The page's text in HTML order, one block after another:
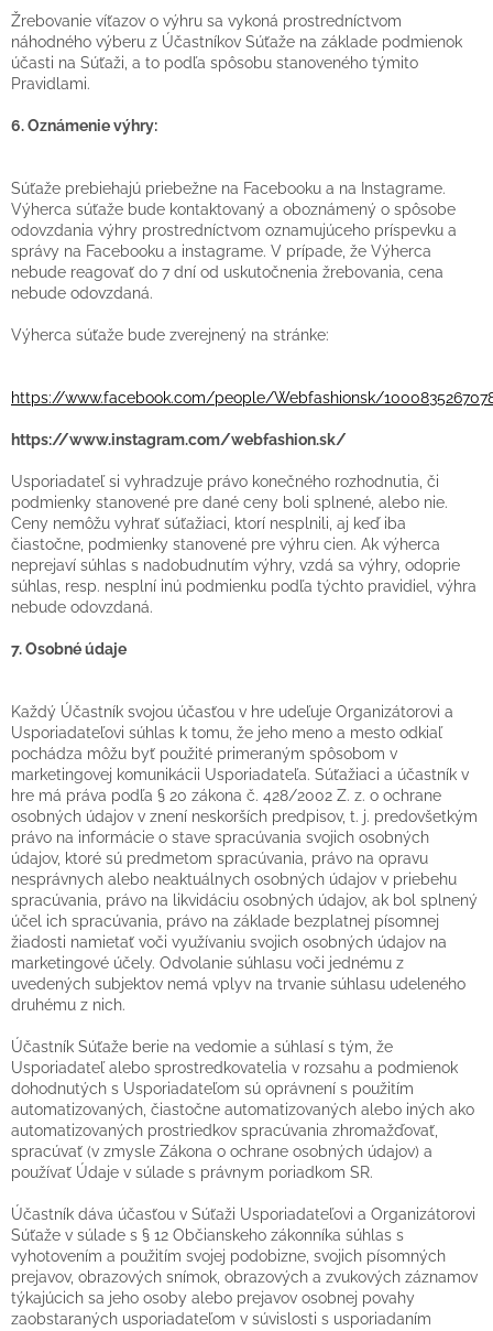
Žrebovanie víťazov o výhru sa vykoná prostredníctvom
náhodného výberu z Účastníkov Súťaže na základe podmienok
účasti na Súťaži, a to podľa spôsobu stanoveného týmito
Pravidlami.
6. Oznámenie výhry:
Súťaže prebiehajú priebežne na Facebooku a na Instagrame.
Výherca súťaže bude kontaktovaný a oboznámený o spôsobe
odovzdania výhry prostredníctvom oznamujúceho príspevku a
správy na Facebooku a instagrame. V prípade, že Výherca
nebude reagovať do 7 dní od uskutočnenia žrebovania, cena
nebude odovzdaná.
Výherca súťaže bude zverejnený na stránke:
https://www.facebook.com/people/Webfashionsk/
https://www.instagram.com/webfashion.sk/
Usporiadateľ si vyhradzuje právo konečného rozhodnutia, či
podmienky stanovené pre dané ceny boli splnené, alebo nie.
Ceny nemôžu vyhrať súťažiaci, ktorí nesplnili, aj keď iba
čiastočne, podmienky stanovené pre výhru cien. Ak výherca
neprejaví súhlas s nadobudnutím výhry, vzdá sa výhry, odoprie
súhlas, resp. nesplní inú podmienku podľa týchto pravidiel, výhra
nebude odovzdaná.
7. Osobné údaje
Každý Účastník svojou účasťou v hre udeľuje Organizátorovi a
Usporiadateľovi súhlas k tomu, že jeho meno a mesto odkiaľ
pochádza môžu byť použité primeraným spôsobom v
marketingovej komunikácii Usporiadateľa. Súťažiaci a účastník v
hre má práva podľa § 20 zákona č. 428/2002 Z. z. o ochrane
osobných údajov v znení neskorších predpisov, t. j. predovšetkým
právo na informácie o stave spracúvania svojich osobných
údajov, ktoré sú predmetom spracúvania, právo na opravu
nesprávnych alebo neaktuálnych osobných údajov v priebehu
spracúvania, právo na likvidáciu osobných údajov, ak bol splnený
účel ich spracúvania, právo na základe bezplatnej písomnej
žiadosti namietať voči využívaniu svojich osobných údajov na
marketingové účely. Odvolanie súhlasu voči jednému z
uvedených subjektov nemá vplyv na trvanie súhlasu udeleného
druhému z nich.
Účastník Súťaže berie na vedomie a súhlasí s tým, že
Usporiadateľ alebo sprostredkovatelia v rozsahu a podmienok
dohodnutých s Usporiadateľom sú oprávnení s použitím
automatizovaných, čiastočne automatizovaných alebo iných ako
automatizovaných prostriedkov spracúvania zhromažďovať,
spracúvať (v zmysle Zákona o ochrane osobných údajov) a
používať Údaje v súlade s právnym poriadkom SR.
Účastník dáva účasťou v Súťaži Usporiadateľovi a Organizátorovi
Súťaže v súlade s § 12 Občianskeho zákonníka súhlas s
vyhotovením a použitím svojej podobizne, svojich písomných
prejavov, obrazových snímok, obrazových a zvukových záznamov
týkajúcich sa jeho osoby alebo prejavov osobnej povahy
zaobstaraných usporiadateľom v súvislosti s usporiadaním